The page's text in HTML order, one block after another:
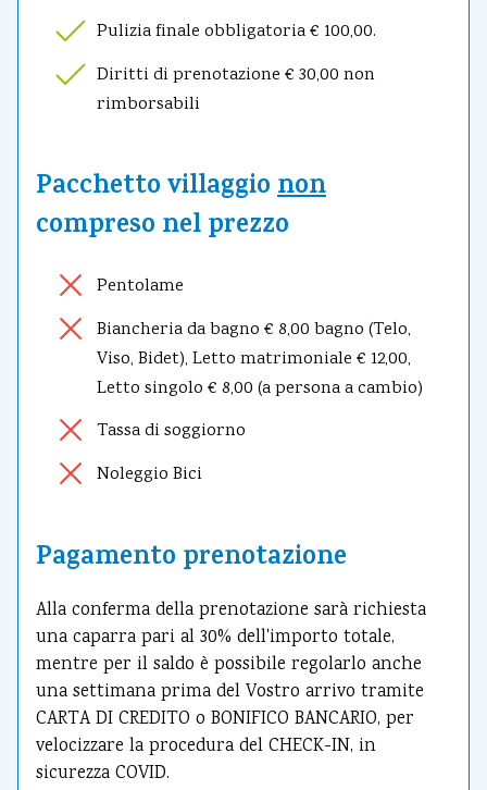
Pulizia finale obbligatoria € 100,00.
Diritti di prenotazione € 30,00 non
rimborsabili
Pacchetto villaggionon
compreso nel prezzo
Pentolame
Biancheria da bagno € 8,00 bagno (Telo,
Viso, Bidet), Letto matrimoniale € 12,00,
Letto singolo € 8,00 (a persona a cambio)
Tassa di soggiorno
Noleggio Bici
Pagamento prenotazione
Alla conferma della prenotazione sarà richiesta
una caparra pari al 30% dell'importo totale,
mentre per il saldo è possibile regolarlo anche
una settimana prima del Vostro arrivo tramite
CARTA DI CREDITO o BONIFICO BANCARIO, per
velocizzare la procedura del CHECK-IN, in
sicurezza COVID.